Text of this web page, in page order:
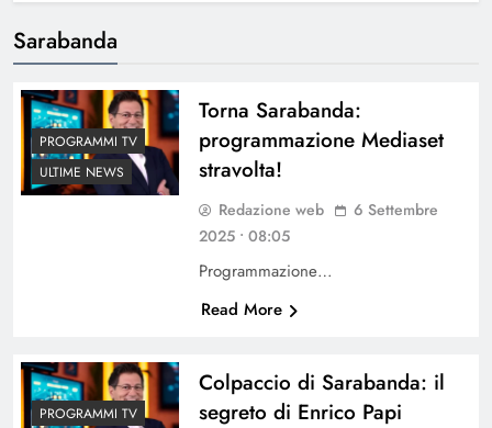
Sarabanda
PROGRAMMI TV
ULTIME NEWS
Torna Sarabanda:
programmazione Mediaset
stravolta!
Redazione web
6 Settembre
2025 • 08:05
Programmazione…
Read More
PROGRAMMI TV
Colpaccio di Sarabanda: il
segreto di Enrico Papi